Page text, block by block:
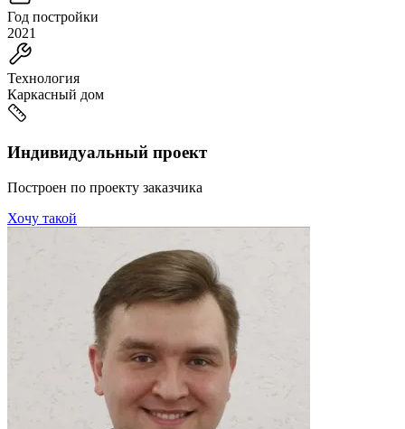
Год постройки
2021
Технология
Каркасный дом
Индивидуальный проект
Построен по проекту заказчика
Хочу такой